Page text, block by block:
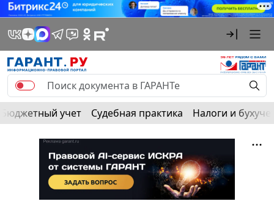
Бюджетный учет Судебная практика Налоги и